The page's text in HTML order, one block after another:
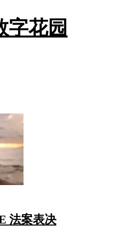
字花园
法案表决